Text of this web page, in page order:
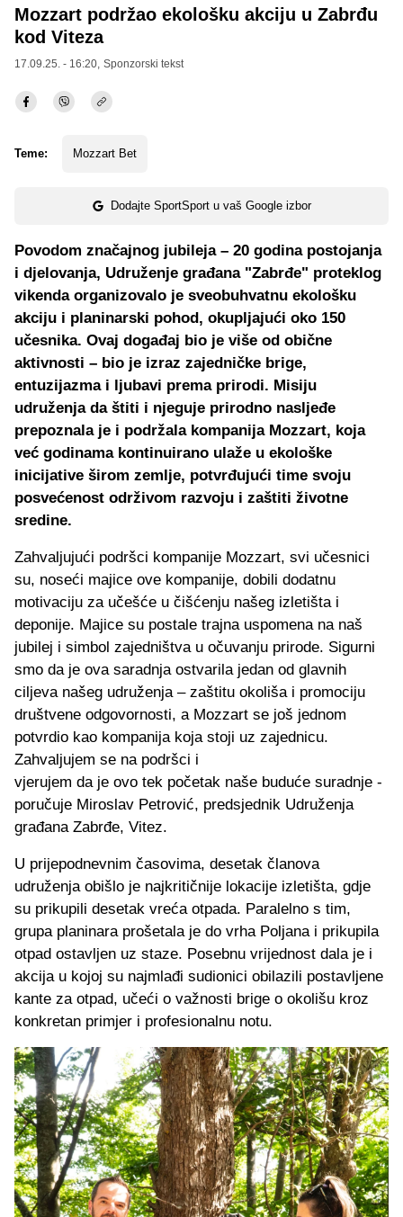
Mozzart podržao ekološku akciju u Zabrđu
kod Viteza
17.09.25. - 16:20, Sponzorski tekst
Teme: Mozzart Bet
Dodajte SportSport u vaš Google izbor
Povodom značajnog jubileja – 20 godina postojanja
i djelovanja, Udruženje građana "Zabrđe" proteklog
vikenda organizovalo je sveobuhvatnu ekološku
akciju i planinarski pohod, okupljajući oko 150
učesnika. Ovaj događaj bio je više od obične
aktivnosti – bio je izraz zajedničke brige,
entuzijazma i ljubavi prema prirodi. Misiju
udruženja da štiti i njeguje prirodno nasljeđe
prepoznala je i podržala kompanija Mozzart, koja
već godinama kontinuirano ulaže u ekološke
inicijative širom zemlje, potvrđujući time svoju
posvećenost održivom razvoju i zaštiti životne
sredine.
Zahvaljujući podršci kompanije Mozzart, svi učesnici
su, noseći majice ove kompanije, dobili dodatnu
motivaciju za učešće u čišćenju našeg izletišta i
deponije. Majice su postale trajna uspomena na naš
jubilej i simbol zajedništva u očuvanju prirode. Sigurni
smo da je ova saradnja ostvarila jedan od glavnih
ciljeva našeg udruženja – zaštitu okoliša i promociju
društvene odgovornosti, a Mozzart se još jednom
potvrdio kao kompanija koja stoji uz zajednicu.
Zahvaljujem se na podršci i
vjerujem da je ovo tek početak naše buduće suradnje -
poručuje Miroslav Petrović, predsjednik Udruženja
građana Zabrđe, Vitez.
U prijepodnevnim časovima, desetak članova
udruženja obišlo je najkritičnije lokacije izletišta, gdje
su prikupili desetak vreća otpada. Paralelno s tim,
grupa planinara prošetala je do vrha Poljana i prikupila
otpad ostavljen uz staze. Posebnu vrijednost dala je i
akcija u kojoj su najmlađi sudionici obilazili postavljene
kante za otpad, učeći o važnosti brige o okolišu kroz
konkretan primjer i profesionalnu notu.